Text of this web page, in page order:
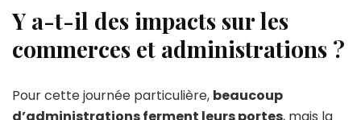
Y a-t-il des impacts sur les
commerces et administrations ?
Pour cette journée particulière, beaucoup
d’administrations ferment leurs portes, mais la